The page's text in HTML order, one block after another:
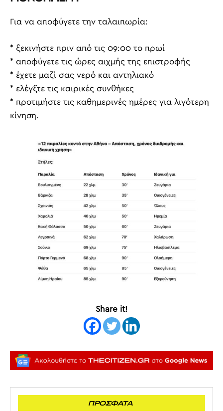
Για να αποφύγετε την ταλαιπωρία:
* ξεκινήστε πριν από τις 09:00 το πρωί
* αποφύγετε τις ώρες αιχμής της επιστροφής
* έχετε μαζί σας νερό και αντηλιακό
* ελέγξτε τις καιρικές συνθήκες
* προτιμήστε τις καθημερινές ημέρες για λιγότερη
κίνηση.
Share it!
ΠΡΟΣΦΑΤΑ